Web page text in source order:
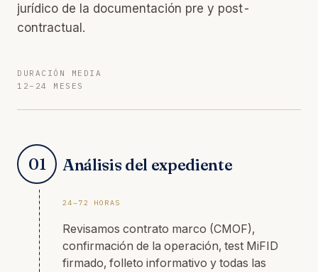
jurídico de la documentación pre y post-
contractual.
DURACIÓN MEDIA
12–24 MESES
01 Análisis del expediente
24–72 HORAS
Revisamos contrato marco (CMOF),
confirmación de la operación, test MiFID
firmado, folleto informativo y todas las